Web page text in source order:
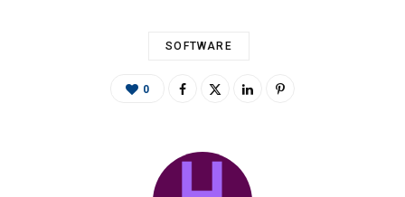
SOFTWARE
0